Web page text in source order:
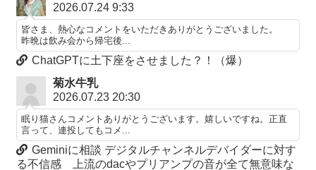
2026.07.24 9:33
皆さま、熱心なコメントをいただきありがとうございました。
昨晩は飲み会から帰宅後...
ChatGPTに土下座をさせました？！（爆）
菊水牛乳
2026.07.23 20:30
眠り猫さんコメントありがとうございます。嬉しいですね。正直
言って、連投してもコメ...
Geminiに相談 デジタルチャンネルデバイダーに対す
る不信感 上流のdacやプリアンプの音が全て無意味な